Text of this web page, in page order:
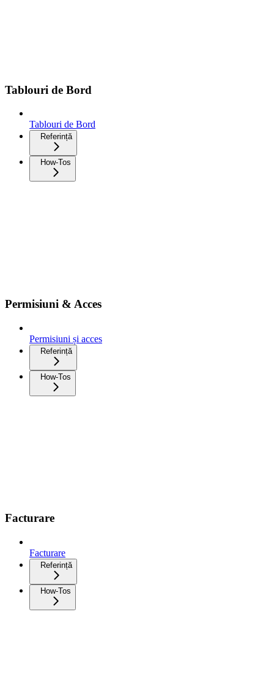
Tablouri de Bord
Tablouri de Bord
Referință
How-Tos
Permisiuni & Acces
Permisiuni și acces
Referință
How-Tos
Facturare
Facturare
Referință
How-Tos